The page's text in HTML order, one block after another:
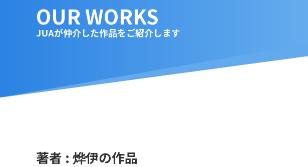
OUR WORKS
JUAが仲介した作品をご紹介します
著者 : 烨伊の作品